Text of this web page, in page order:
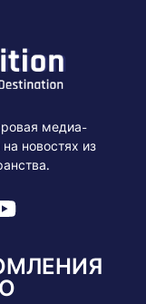
медиа-
новостях из